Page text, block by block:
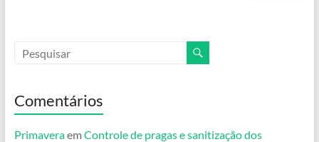
Comentários
PrimaveraemControle de pragas e sanitização dos